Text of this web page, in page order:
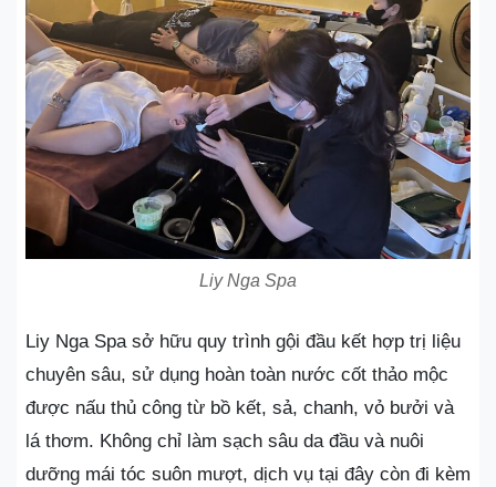
Liy Nga Spa
Liy Nga Spa sở hữu quy trình gội đầu kết hợp trị liệu
chuyên sâu, sử dụng hoàn toàn nước cốt thảo mộc
được nấu thủ công từ bồ kết, sả, chanh, vỏ bưởi và
lá thơm. Không chỉ làm sạch sâu da đầu và nuôi
dưỡng mái tóc suôn mượt, dịch vụ tại đây còn đi kèm